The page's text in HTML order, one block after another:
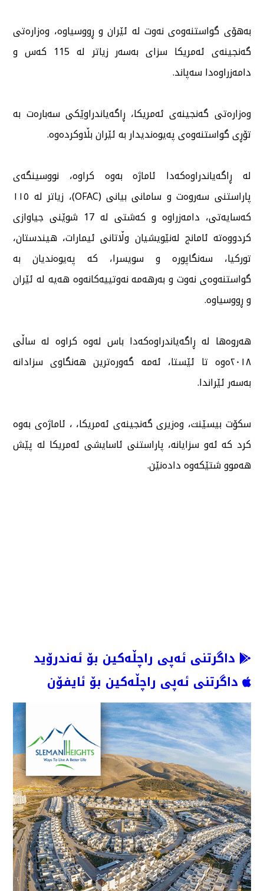
بەهۆی گواستنەوەی نەوت لە ئێران و ڕووسیاوە، وەزارەتی
گەنجینەی ئەمریكا سزای بەسەر زیاتر لە 115 كەس و
دامەزراوەدا سەپاند.
وەزارەتی گەنجینەی ئەمریكا، ڕاگەیاندراوێكی سەبارەت بە
تۆڕی گواستنەوەی پەیوەندیدار بە ئێران بڵاوكردەوە.
لە ڕاگەیاندراوەكەدا ئاماژە بەوە كراوە، نووسینگەی
پاراستنی سەروەت و سامانی بیانی (OFAC)، زیاتر لە ١١٥
كەسایەتی، دامەزراوە و كەشتی لە 17 شوێنی جیاوازی
كردووەتە ئامانج لەنێویشیان وڵاتانی ئیمارات، هیندستان،
توركیا، سەنگاپورە و سویسرا، كە پەیوەندیان بە
گواستنەوەی نەوت و بەرهەمە نەوتییەكانەوە هەیە لە ئێران
و ڕووسیاوە.
هەروەها لە ڕاگەیاندراوەكەدا باس لەوە كراوە لە ساڵی
٢٠١٨ەوە تا ئێستا، ئەمە گەورەترین هەنگاوی سزادانە
بەسەر ئێراندا.
سكۆت بیسێنت، وەزیری گەنجینەی ئەمریكا، ، ئاماژەی بەوە
كرد كە ئەو سزایانە، پاراستنی ئاسایشی ئەمریكا لە پێش
هەموو شتێكەوە دادەنێن.
داگرتنی ئەپی راچڵەکین بۆ ئەندرۆید
داگرتنی ئەپی راچڵەکین بۆ ئایفۆن